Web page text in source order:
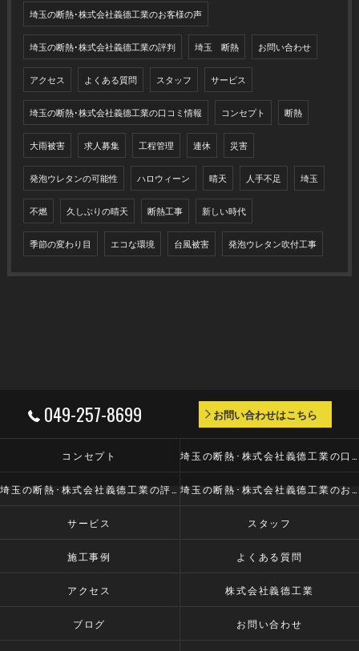
埼玉の断熱･株式会社義德工業のお客様の声
埼玉の断熱･株式会社義德工業の評判 埼玉 断熱 お問い合わせ
アクセス よくある質問 スタッフ サービス
埼玉の断熱･株式会社義德工業の口コミ情報 コンセプト 断熱
大雨被害 求人募集 工程管理 連休 災害
発泡ウレタンの可能性 ハロウィーン 晴天 人手不足 埼玉
不燃 久しぶりの晴天 断熱工事 新しい時代
季節の変わり目 エコな環境 台風被害 発泡ウレタン吹付工事
049-257-8699 お問い合わせはこちら
コンセプト
サービス スタッフ
施工事例 よくある質問
アクセス 株式会社義德工業
ブログ お問い合わせ